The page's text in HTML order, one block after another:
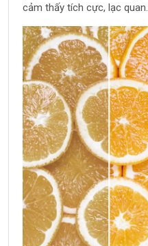
cảm thấy tích cực, lạc quan.